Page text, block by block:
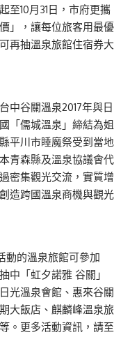
至10月31日，市府更攜
」，讓每位旅客用最優
再抽溫泉旅館住宿券大
中谷關溫泉2017年與日
「儒城溫泉」締結為姐
平川市睡魔祭受到當地
青森縣及溫泉協議會代
密集觀光交流，實質增
造跨國溫泉商機與觀光
動的溫泉旅館可參加
中「虹夕諾雅 谷關」
光溫泉會館、惠來谷關
大飯店、麒麟峰溫泉旅
。更多活動資訊，請至